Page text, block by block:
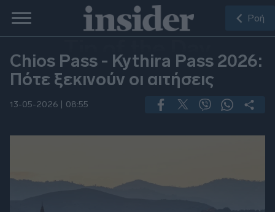
Ροή
Tip of the Day
Chios Pass - Kythira Pass 2026:
Πότε ξεκινούν οι αιτήσεις
13-05-2026 | 08:55